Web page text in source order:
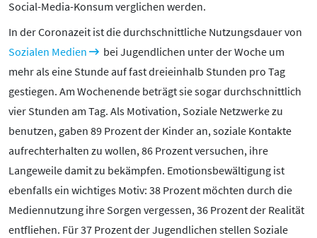
Social-Media-Konsum verglichen werden.
In der Coronazeit ist die durchschnittliche Nutzungsdauer von
Sozialen Medien
bei Jugendlichen unter der Woche um
mehr als eine Stunde auf fast dreieinhalb Stunden pro Tag
gestiegen. Am Wochenende beträgt sie sogar durchschnittlich
vier Stunden am Tag. Als Motivation, Soziale Netzwerke zu
benutzen, gaben 89 Prozent der Kinder an, soziale Kontakte
aufrechterhalten zu wollen, 86 Prozent versuchen, ihre
Langeweile damit zu bekämpfen. Emotionsbewältigung ist
ebenfalls ein wichtiges Motiv: 38 Prozent möchten durch die
Mediennutzung ihre Sorgen vergessen, 36 Prozent der Realität
entfliehen. Für 37 Prozent der Jugendlichen stellen Soziale